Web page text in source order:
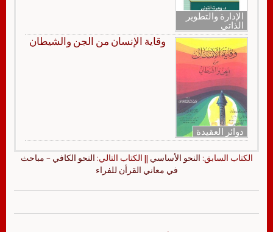
الإدارة والتطوير
الذاتي
دوائر العقيدة
وقاية الإنسان من الجن والشيطان
الكتاب السابق: النحو الأساسي || الكتاب التالي: النحو الكافي – مباحث
في معاني القرأن للفراء